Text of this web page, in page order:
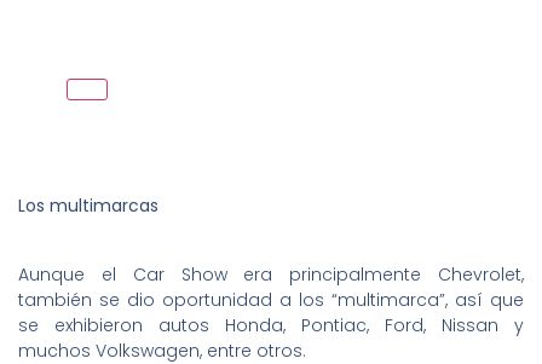
Los multimarcas
Aunque el Car Show era principalmente Chevrolet,
también se dio oportunidad a los “multimarca”, así que
se exhibieron autos Honda, Pontiac, Ford, Nissan y
muchos Volkswagen, entre otros.